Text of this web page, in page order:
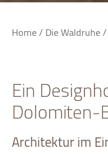
Home/ Die Waldruhe/
Ein
Dolomiten-
Architektur im